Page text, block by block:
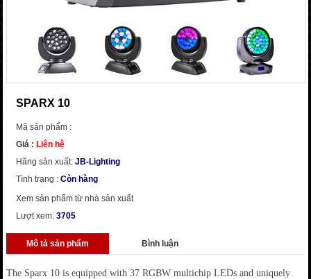
SPARX 10
Mã sản phẩm :
Giá : Liên hệ
Hãng sản xuất: JB-Lighting
Tình trạng : Còn hàng
Xem sản phẩm từ nhà sản xuất
Lượt xem: 3705
Mô tả sản phẩm Bình luận
The Sparx 10 is equipped with 37 RGBW multichip LEDs and uniquely